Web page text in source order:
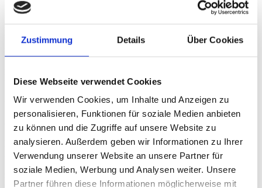
Zustimmung Details Über Cookies
Diese Webseite verwendet Cookies
Wir verwenden Cookies, um Inhalte und Anzeigen zu
personalisieren, Funktionen für soziale Medien anbieten
zu können und die Zugriffe auf unsere Website zu
analysieren. Außerdem geben wir Informationen zu Ihrer
Verwendung unserer Website an unsere Partner für
soziale Medien, Werbung und Analysen weiter. Unsere
Partner führen diese Informationen möglicherweise mit
Damit schufen die Darmstädter Maschinenbauer die technologische
Basis für ihr heutiges Geschäftsmodell. Auf 1.400 Quadratmetern
siedelte sich „Adaptive Balancing Power“ im vergangenen Jahr in
Pfungstadt an. Rund um die nagelneue Montagehalle gruppieren
sich 35 Arbeitsplätze in elf Büros, die noch nicht alle bezogen sind.
Mitarbeiter treffen sich täglich in dem offenen Gebäude: „Vertrieb,
Produktion, Entwicklung – alle laufen sich hier über den Weg, das
ist gewollt“, sagt Managing Director Schaede-Bodenschatz.
Auf der Lauer für die passende Marktnische
Das Gründerteam der TU Darmstadt hat es weit gebracht. Im Jahr
2012 schrieb Nicolai Meder seine Bachelorarbeit bei Hendrik
Schaede-Bodenschatz. Damals kamen die beiden Maschinenbauer
zum ersten Mal mit HIGHEST, dem Innovations- und
Gründungszentrum der TU, in Kontakt. Mit dessen Unterstützung